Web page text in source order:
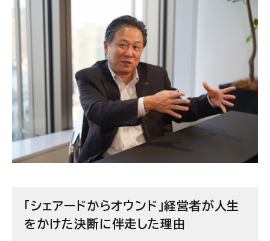
「シェアードからオウンド」経営者が人生
をかけた決断に伴走した理由